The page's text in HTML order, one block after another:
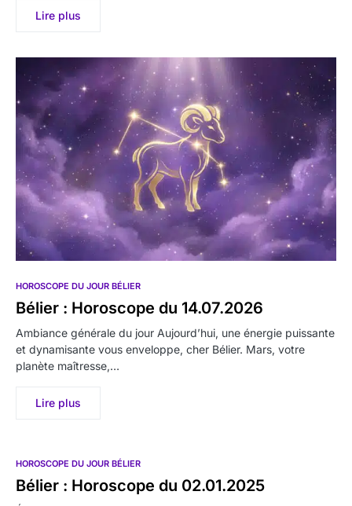
Lire plus
HOROSCOPE DU JOUR BÉLIER
Bélier : Horoscope du 14.07.2026
Ambiance générale du jour Aujourd’hui, une énergie puissante
et dynamisante vous enveloppe, cher Bélier. Mars, votre
planète maîtresse,…
Lire plus
HOROSCOPE DU JOUR BÉLIER
Bélier : Horoscope du 02.01.2025